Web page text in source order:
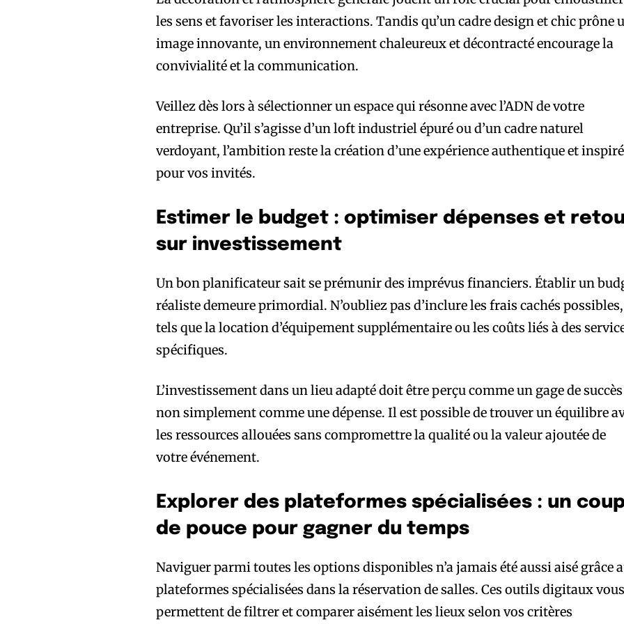
les sens et favoriser les interactions. Tandis qu’un cadre design et chic prône
image innovante, un environnement chaleureux et décontracté encourage la
convivialité et la communication.
Veillez dès lors à sélectionner un espace qui résonne avec l’ADN de votre
entreprise. Qu’il s’agisse d’un loft industriel épuré ou d’un cadre naturel
verdoyant, l’ambition reste la création d’une expérience authentique et
pour vos invités.
Estimer le budget : optimiser dépenses et
sur investissement
Un bon planificateur sait se prémunir des imprévus financiers. Établir un
réaliste demeure primordial. N’oubliez pas d’inclure les frais cachés possibles,
tels que la location d’équipement supplémentaire ou les coûts liés à des
spécifiques.
L’investissement dans un lieu adapté doit être perçu comme un gage de
non simplement comme une dépense. Il est possible de trouver un équilibre
les ressources allouées sans compromettre la qualité ou la valeur ajoutée de
votre événement.
Explorer des plateformes spécialisées : un
de pouce pour gagner du temps
Naviguer parmi toutes les options disponibles n’a jamais été aussi aisé grâce
plateformes spécialisées dans la réservation de salles. Ces outils digitaux vous
permettent de filtrer et comparer aisément les lieux selon vos critères